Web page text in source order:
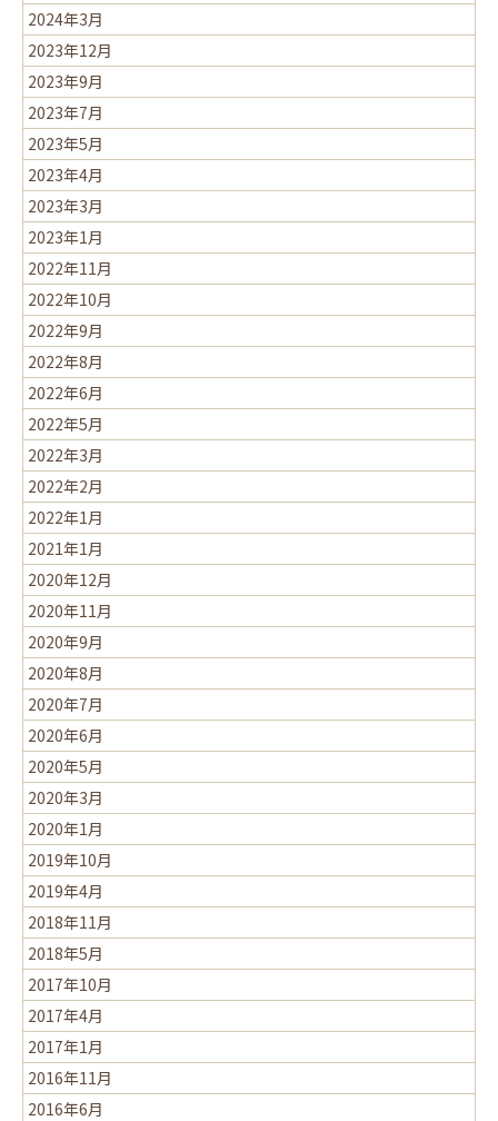
2024年3月
2023年12月
2023年9月
2023年7月
2023年5月
2023年4月
2023年3月
2023年1月
2022年11月
2022年10月
2022年9月
2022年8月
2022年6月
2022年5月
2022年3月
2022年2月
2022年1月
2021年1月
2020年12月
2020年11月
2020年9月
2020年8月
2020年7月
2020年6月
2020年5月
2020年3月
2020年1月
2019年10月
2019年4月
2018年11月
2018年5月
2017年10月
2017年4月
2017年1月
2016年11月
2016年6月